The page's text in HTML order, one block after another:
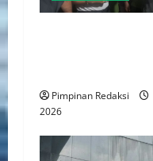
Pimpinan Redaksi
2026